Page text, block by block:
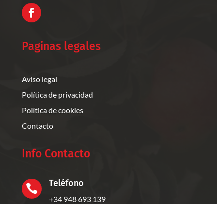
Paginas legales
Aviso legal
Política de privacidad
Política de cookies
Contacto
Info Contacto
 Teléfono
+34 948 693 139